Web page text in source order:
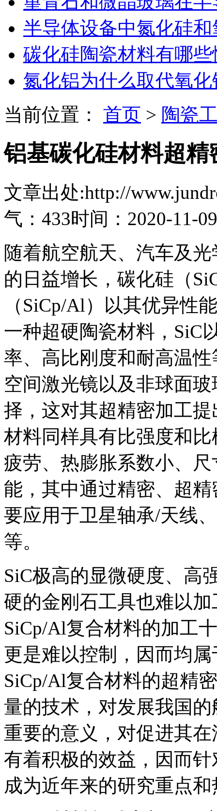
半导体设备中氮化硅
碳化硅陶瓷材料有哪
氮化铝为什么取代氧化
当前位置：
首页 > 陶瓷
铝基碳化硅材料超
文章出处:http://
气：433时间：2020-11-09
随着航空航天、汽车及
的日益增长，碳化硅（
（SiCp/Al）以其优异性
一种超硬陶瓷材料，SiC
率、高比刚度和耐高温
空间激光镜以及非球面
择，这对其超精密加工
材料同样具有比强度和
疲劳、热膨胀系数小、
能，其中通过精密、超
要应用于卫星轴承/天线
等。
SiC极高的显微硬度、高
硬的金刚石工具也难以
SiCp/Al复合材料的加工
更是难以控制，因而均
SiCp/Al复合材料的超精
量的技术，对发展我国
重要的意义，对促进其
有着积极的效益，因而
成为近年来的研究重点